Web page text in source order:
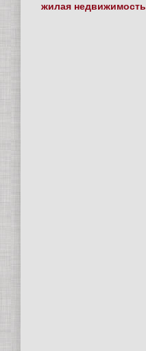
жилая недвижимость